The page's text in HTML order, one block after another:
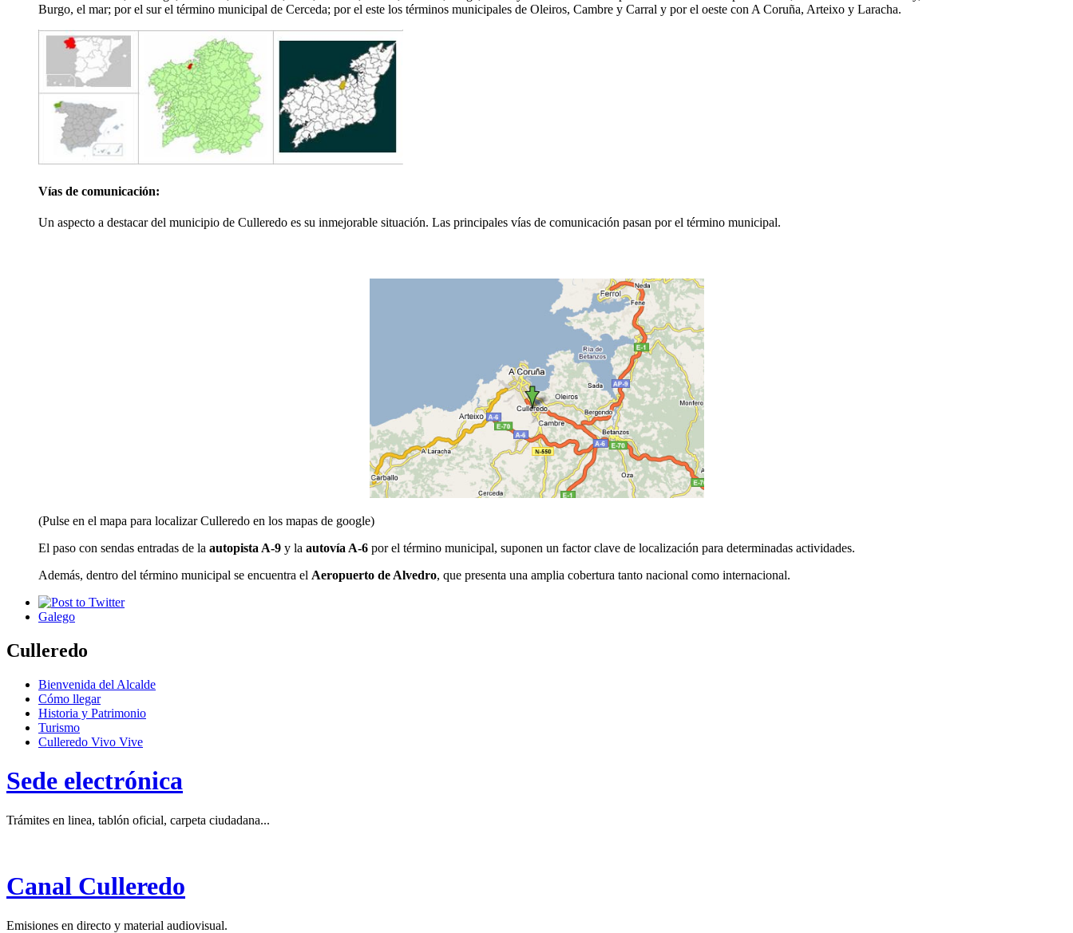
Burgo, el mar; por el sur el término municipal de Cerceda; por el este los términos municipales de Oleiros, Cambre y Carral y por el oeste con A Coruña, Arteixo y Laracha.
Vías de comunicación:
Un aspecto a destacar del municipio de Culleredo es su inmejorable situación. Las principales vías de comunicación pasan por el término municipal.
(Pulse en el mapa para localizar Culleredo en los mapas de google)
El paso con sendas entradas de la autopista A-9 y la autovía A-6 por el término municipal, suponen un factor clave de localización para determinadas actividades.
Además, dentro del término municipal se encuentra el Aeropuerto de Alvedro, que presenta una amplia cobertura tanto nacional como internacional.
Galego
Culleredo
Bienvenida del Alcalde
Cómo llegar
Historia y Patrimonio
Turismo
Culleredo Vivo Vive
Sede electrónica
Trámites en linea, tablón oficial, carpeta ciudadana...
Canal Culleredo
Emisiones en directo y material audiovisual.